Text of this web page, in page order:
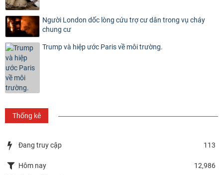
Người London dốc lòng cứu trợ cư dân trong vụ cháy
chung cư
Trump và hiệp ước Paris về môi trường.
Thống kê
Đang truy cập 113
Hôm nay
12,986